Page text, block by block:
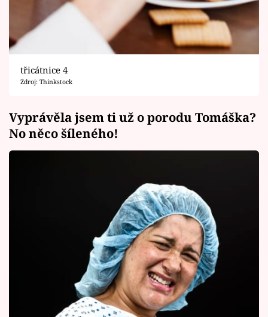
třicátnice 4
Zdroj: Thinkstock
Vyprávěla jsem ti už o porodu Tomáška?
No něco šíleného!